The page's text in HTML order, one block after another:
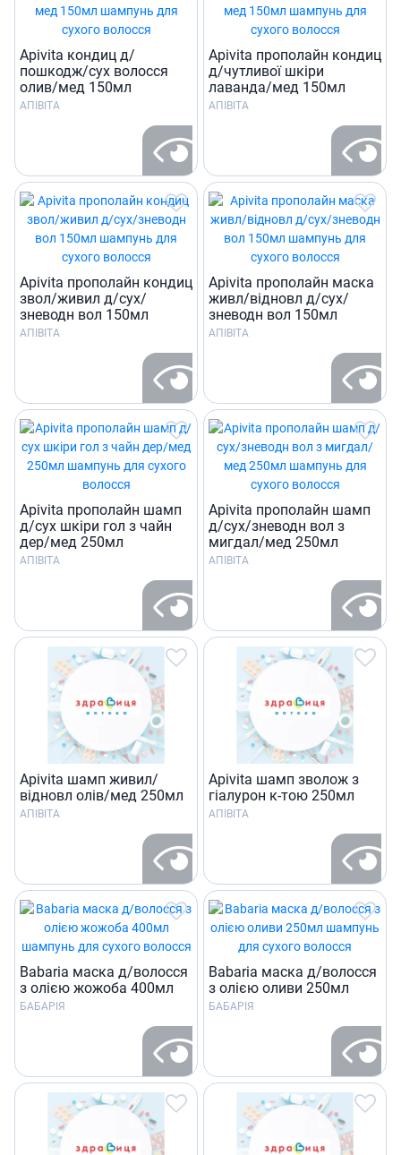
Apivita кондиц д/
пошкодж/сух волосся
олив/мед 150мл
АПІВІТА
Apivita прополайн кондиц
д/чутливої шкiри
лаванда/мед 150мл
АПІВІТА
Apivita прополайн кондиц
звол/живил д/сух/
зневодн вол 150мл
АПІВІТА
Apivita прополайн маска
живл/вiдновл д/сух/
зневодн вол 150мл
АПІВІТА
Apivita прополайн шамп
д/сух шкiри гол з чайн
дер/мед 250мл
АПІВІТА
Apivita прополайн шамп
д/сух/зневодн вол з
мигдал/мед 250мл
АПІВІТА
Apivita шамп живил/
вiдновл олiв/мед 250мл
АПІВІТА
Apivita шамп зволож з
гiалурон к-тою 250мл
АПІВІТА
Babaria маска д/волосся
з олією жожоба 400мл
БАБАРІЯ
Babaria маска д/волосся
з олією оливи 250мл
БАБАРІЯ